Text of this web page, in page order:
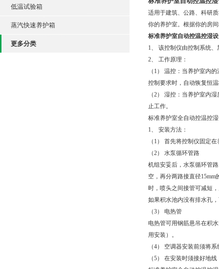
低温试验箱
蒸汽快速养护箱
更多分类
适用于建筑、公路、科研
你的养护室。根据你的房
标准养护室自动控温控湿
1、 该控制仪由控制系统
2、 工作原理：
（1） 温控：当养护室内
控制要求时，自动恢复恒
（2） 湿控：当养护室内
止工作。
标准养护室全自动控温控
1、 安装方法：
（1） 首先将控制仪固定
（2） 水泵循环管路
机组安妥后，水泵循环管
空，再分两路接直径
时，喷头之间接管可减短
如果积水池内没有排水孔
（3） 电热管
电热管可用钢筋悬吊在积
用安装）。
（4） 空调器安装前须将
（5） 在安装时须接好地